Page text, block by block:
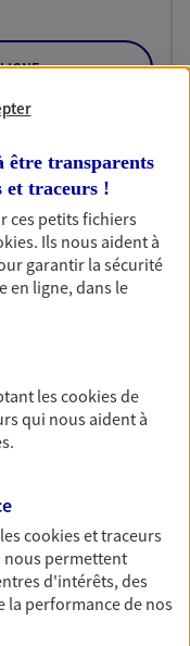
vous. Le
en
de la Vie
en herbe
à l'abri d'un
vie et vos
la Vie
être transparents
et traceurs !
ces petits fichiers
. Ils nous aident à
garantir la sécurité
en ligne, dans le
lescookiesde
qui nous aident à
cookies et traceurs
permettent
d'intérêts, des
la performance de nos